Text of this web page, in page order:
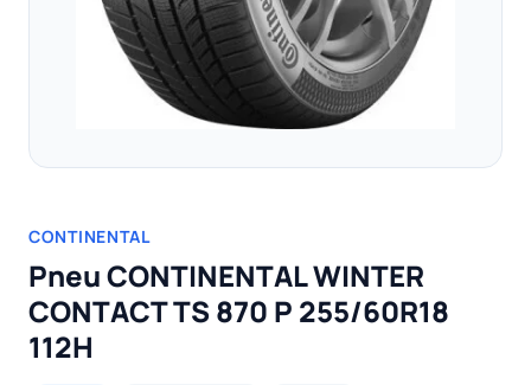
CONTINENTAL
Pneu CONTINENTAL WINTER
CONTACT TS 870 P 255/60R18
112H